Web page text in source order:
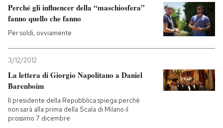
Perché gli influencer della “maschiosfera”
fanno quello che fanno
Per soldi, ovviamente
3/12/2012
La lettera di Giorgio Napolitano a Daniel
Barenboim
Il presidente della Repubblica spiega perchè
non sarà alla prima della Scala di Milano il
prossimo 7 dicembre